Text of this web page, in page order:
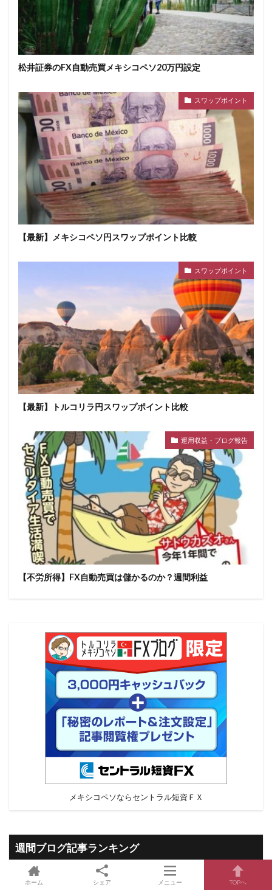
松井証券のFX自動売買メキシコペソ20万円設定
スワップポイント
【最新】メキシコペソ円スワップポイント比較
スワップポイント
【最新】トルコリラ円スワップポイント比較
運用収益・ブログ報告
【不労所得】FX自動売買は儲かるのか？週間利益
メキシコペソならセントラル短資ＦＸ
週間ブログ記事ランキング
ホーム シェア メニュー TOPへ